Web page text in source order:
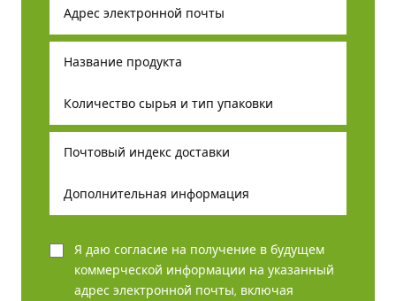
Я даю согласие на получение в будущем
коммерческой информации на указанный
адрес электронной почты, включая